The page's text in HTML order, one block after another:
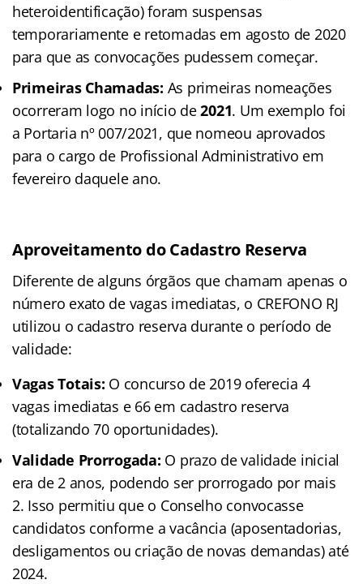
heteroidentificação) foram suspensas
temporariamente e retomadas em agosto de 2020
para que as convocações pudessem começar.
Primeiras Chamadas: As primeiras nomeações
ocorreram logo no início de2021. Um exemplo foi
a Portaria nº 007/2021, que nomeou aprovados
para o cargo de Profissional Administrativo em
fevereiro daquele ano.
Aproveitamento do Cadastro Reserva
Diferente de alguns órgãos que chamam apenas o
número exato de vagas imediatas, o CREFONO RJ
utilizou o cadastro reserva durante o período de
validade:
Vagas Totais: O concurso de 2019 oferecia 4
vagas imediatas e 66 em cadastro reserva
(totalizando 70 oportunidades).
Validade Prorrogada: O prazo de validade inicial
era de 2 anos, podendo ser prorrogado por mais
2. Isso permitiu que o Conselho convocasse
candidatos conforme a vacância (aposentadorias,
desligamentos ou criação de novas demandas) até
2024.